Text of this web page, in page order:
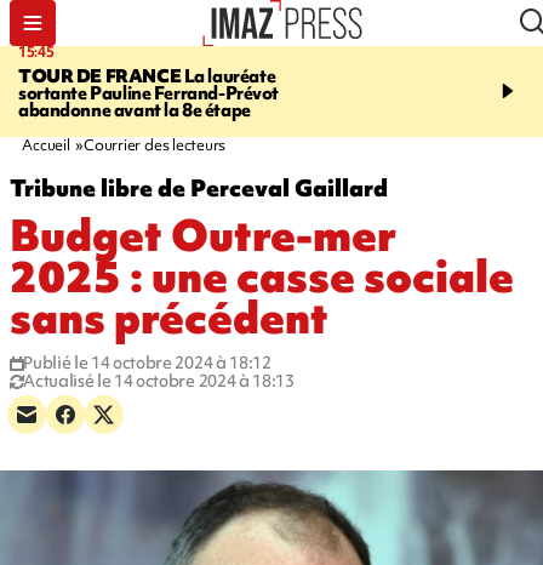
15:45
TOUR DE FRANCELa lauréate
sortante Pauline Ferrand-Prévot
abandonne avant la 8e étape
20:17
routière, concours de
Accueil Courrier des lecteurs
Tribune libre de Perceval Gaillard
Budget Outre-mer
2025 : une casse sociale
sans précédent
Publié le 14 octobre 2024 à 18:12
Actualisé le 14 octobre 2024 à 18:13